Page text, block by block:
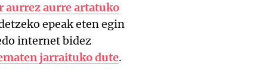
aurrez aurre artatuko
epeak eten egin
internet bidez
jarraituko dute.